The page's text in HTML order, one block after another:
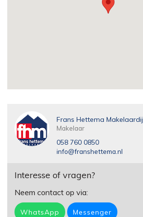
Frans Hettema Makelaardij
Makelaar
058 760 0850
info@franshettema.nl
Interesse of vragen?
Neem contact op via:
WhatsApp Messenger